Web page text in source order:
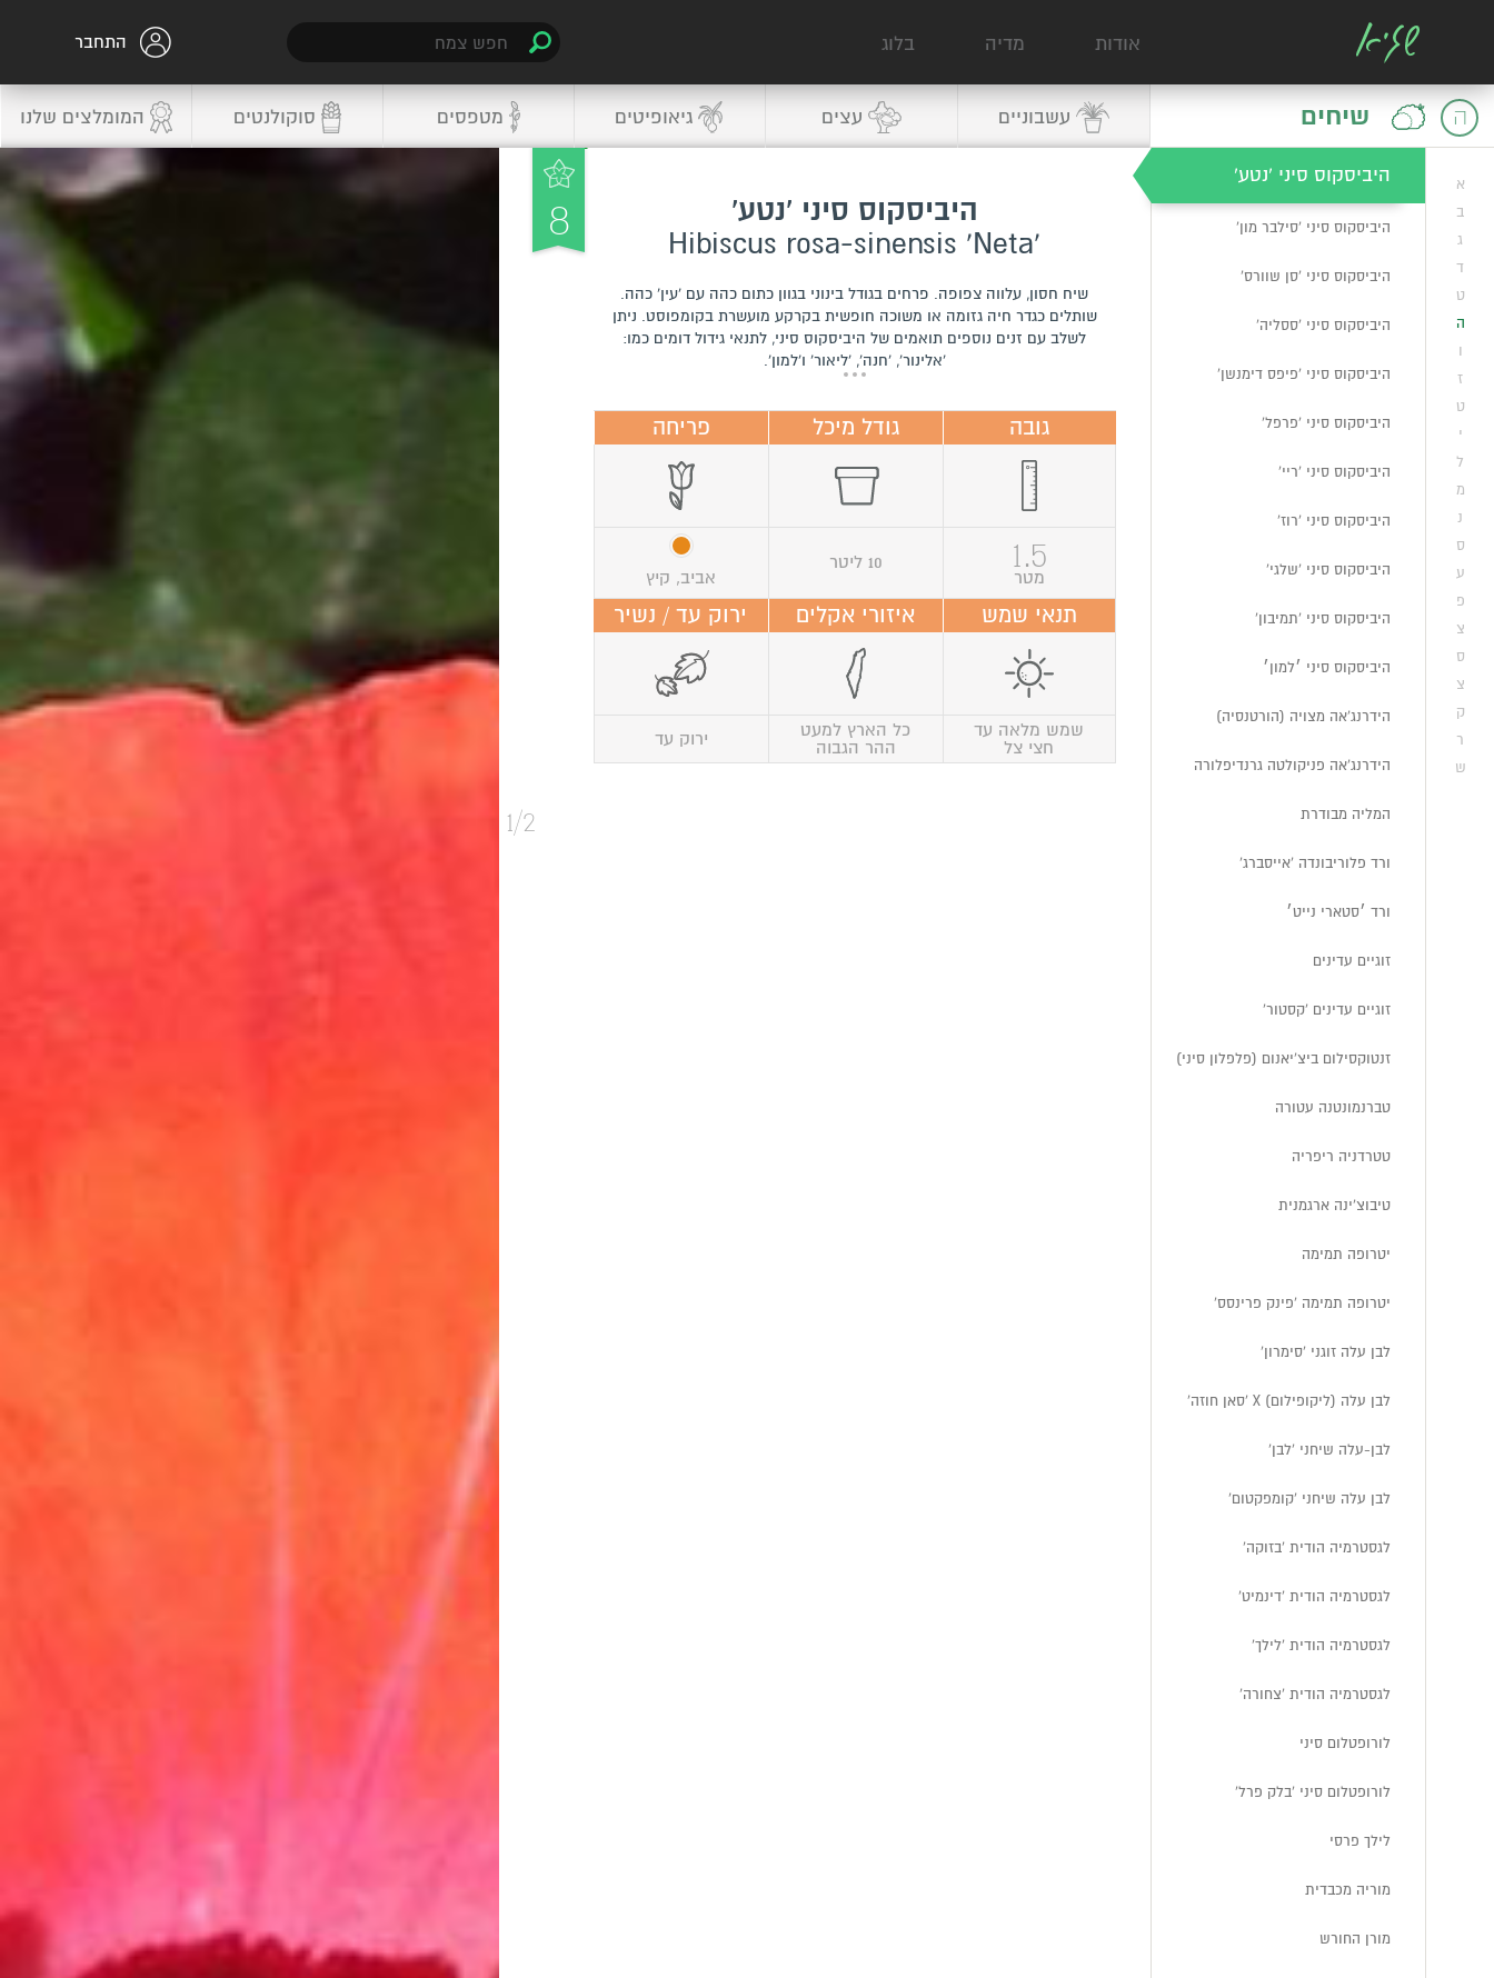
אודות מדיה בלוג התחבר
ה שיחים
א
ב
ג
ד
ט
ה
ו
ז
ט
י
ל
מ
נ
ס
ע
פ
צ
ס
צ
ק
ר
ש
היביסקוס סיני 'לגוס'
היביסקוס סיני 'מיאמי'
היביסקוס סיני 'נטע'
היביסקוס סיני 'סילבר מון'
היביסקוס סיני 'סן שוורס'
היביסקוס סיני 'ססליה'
היביסקוס סיני 'פיפס דימנשן'
היביסקוס סיני 'פרפל'
היביסקוס סיני 'ריי'
היביסקוס סיני 'רוז'
היביסקוס סיני 'שלגי'
היביסקוס סיני 'תמיבון'
היביסקוס סיני ׳למון׳
הידרנג'אה מצויה (הורטנסיה)
הידרנג'אה פניקולטה גרנדיפלורה
המליה מבודרת
ורד פלוריבונדה 'אייסברג'
ורד ׳סטארי נייט׳
זוגיים עדינים
זוגיים עדינים 'קסטור'
זנטוקסילום ביצ'יאנום (פלפלון סיני)
טברנמונטנה עטורה
טטרדניה ריפריה
טיבוצ'ינה ארגמנית
יטרופה תמימה
יטרופה תמימה 'פינק פרינסס'
לבן עלה זוגני 'סימרון'
לבן עלה (ליקופילום) X 'סאן חוזה'
לבן-עלה שיחני 'לבן'
לבן עלה שיחני 'קומפקטום'
לגסטרמיה הודית 'בזוקה'
לגסטרמיה הודית 'דינמיט'
לגסטרמיה הודית 'לילך'
לגסטרמיה הודית 'צחורה'
לורופטלום סיני
לורופטלום סיני 'בלק פרל'
לילך פרסי
מוריה מכבדית
מורן החורש
עשבוניים עצים גיאופיטים מטפסים סוקולנטים המומלצים שלנו
8 היביסקוס סיני 'נטע'
'Hibiscus rosa-sinensis 'Neta
שיח חסון, עלווה צפופה. פרחים בגודל בינוני בגוון כתום כהה עם 'עין' כהה.
שותלים כגדר חיה גזומה או משוכה חופשית בקרקע מועשרת בקומפוסט. ניתן
לשלב עם זנים נוספים תואמים של היביסקוס סיני, לתנאי גידול דומים כמו:
'אלינור', 'חנה', 'ליאור' ו'למון'.
גובה גודל מיכל פריחה
1.5
מטר
10 ליטר
אביב, קיץ
תנאי שמש איזורי אקלים ירוק עד / נשיר
שמש מלאה עד
חצי צל
כל הארץ למעט
ההר הגבוה
ירוק עד
1/2